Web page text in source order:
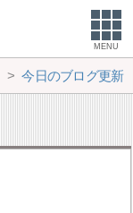
MENU
今日のブログ更新